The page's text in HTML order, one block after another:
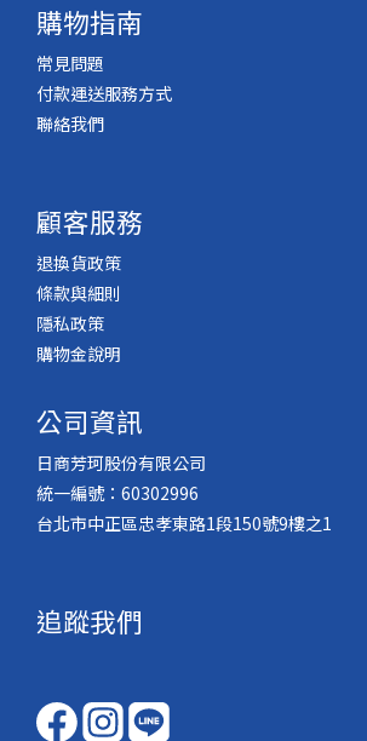
購物指南
常見問題
付款運送服務方式
聯絡我們
顧客服務
退換貨政策
條款與細則
隱私政策
購物金說明
公司資訊
日商芳珂股份有限公司
統一編號：60302996
台北市中正區忠孝東路1段150號9樓之1
追蹤我們